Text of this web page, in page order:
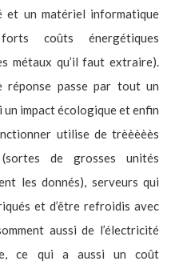
et un matériel informatique
coûts énergétiques
métaux qu’il faut extraire).
réponse passe par tout un
un impact écologique et enfin
utilise de trèèèèès
de grosses unités
les donnés), serveurs qui
et d’être refroidis avec
aussi de l’électricité
le, ce qui a aussi un coût